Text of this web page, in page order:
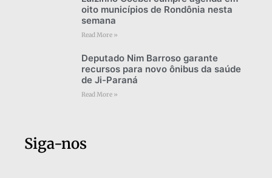
oito municípios de Rondônia nesta
semana
Read More »
Deputado Nim Barroso garante
recursos para novo ônibus da saúde
de Ji-Paraná
Read More »
Siga-nos